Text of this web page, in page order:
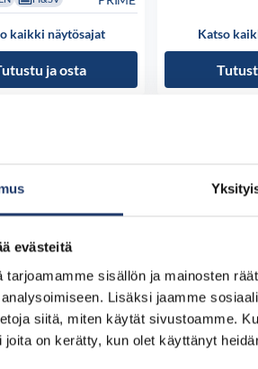
evästeitä
tarjoamamme sisällön ja mainosten
Lisäksi jaamme
siitä, miten käytät sivustoamme.
joita on kerätty, kun olet käyttänyt
kaikki näytösajat
ja osta
Katso